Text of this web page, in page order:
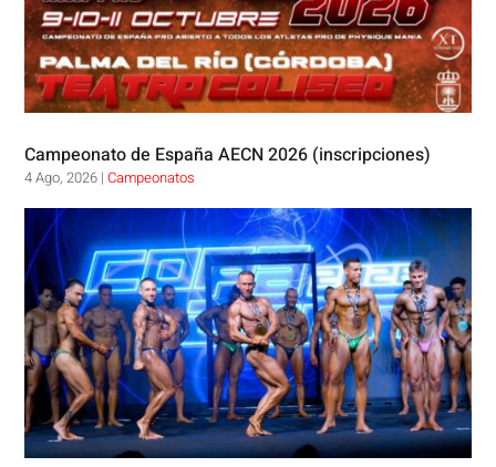
Campeonato de España AECN 2026 (inscripciones)
4 Ago, 2026 |Campeonatos